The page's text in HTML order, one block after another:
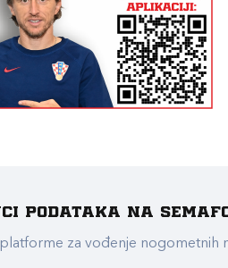
podataka na
za vođenje nogometnih